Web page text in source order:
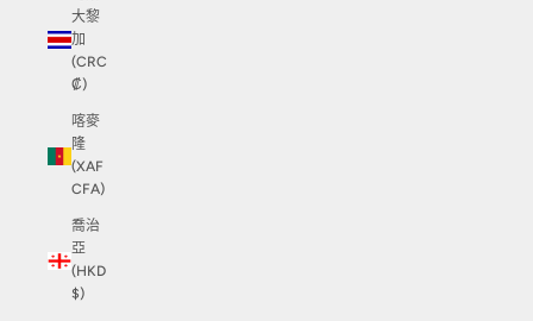
大黎
加
(CRC
₡)
喀麥
隆
(XAF
CFA)
喬治
亞
(HKD
$)